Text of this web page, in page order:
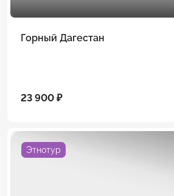
Горный Дагестан
23 900 ₽
Этнотур